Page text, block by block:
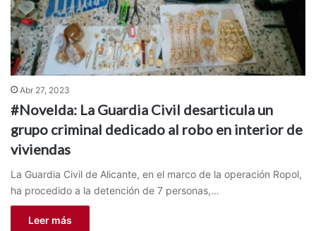
Abr 27, 2023
#Novelda: La Guardia Civil desarticula un
grupo criminal dedicado al robo en interior de
viviendas
La Guardia Civil de Alicante, en el marco de la operación Ropol,
ha procedido a la detención de 7 personas,…
Leer más